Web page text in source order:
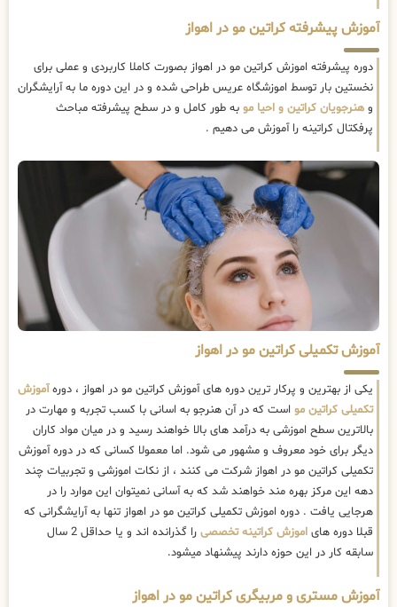
آموزش پیشرفته کراتین مو در اهواز
دوره پیشرفته اموزش کراتین مو در اهواز بصورت کاملا کاربردی و عملی برای
نخستین بار توسط اموزشگاه عریس طراحی شده و در این دوره ما به آرایشگران
و هنرجویان کراتین و احیا مو به طور کامل و در سطح پیشرفته مباحث
پرفکتال کراتینه را آموزش می دهیم .
آموزش تکمیلی کراتین مو در اهواز
یکی از بهترین و پرکار ترین دوره های آموزش کراتین مو در اهواز ، دورهآموزش
تکمیلی کراتین مو است که در آن هنرجو به اسانی با کسب تجربه و مهارت در
بالاترین سطح اموزشی به درآمد های بالا خواهند رسید و در میان مواد کاران
دیگر برای خود معروف و مشهور می شود. اما معمولا کسانی که در دوره آموزش
تکمیلی کراتین مو در اهواز شرکت می کنند ، از نکات اموزشی و تجربیات چند
دهه این مرکز بهره مند خواهند شد که به آسانی نمیتوان این موارد را در
هرجایی یافت . دوره اموزش تکمیلی کراتین مو در اهواز تنها به آرایشگرانی که
قبلا دوره های اموزش کراتینه تخصصی
را گذرانده اند و یا حداقل 2 سال
سابقه کار در این حوزه دارند پیشنهاد میشود.
آموزش مستری و مربیگری کراتین مو در اهواز